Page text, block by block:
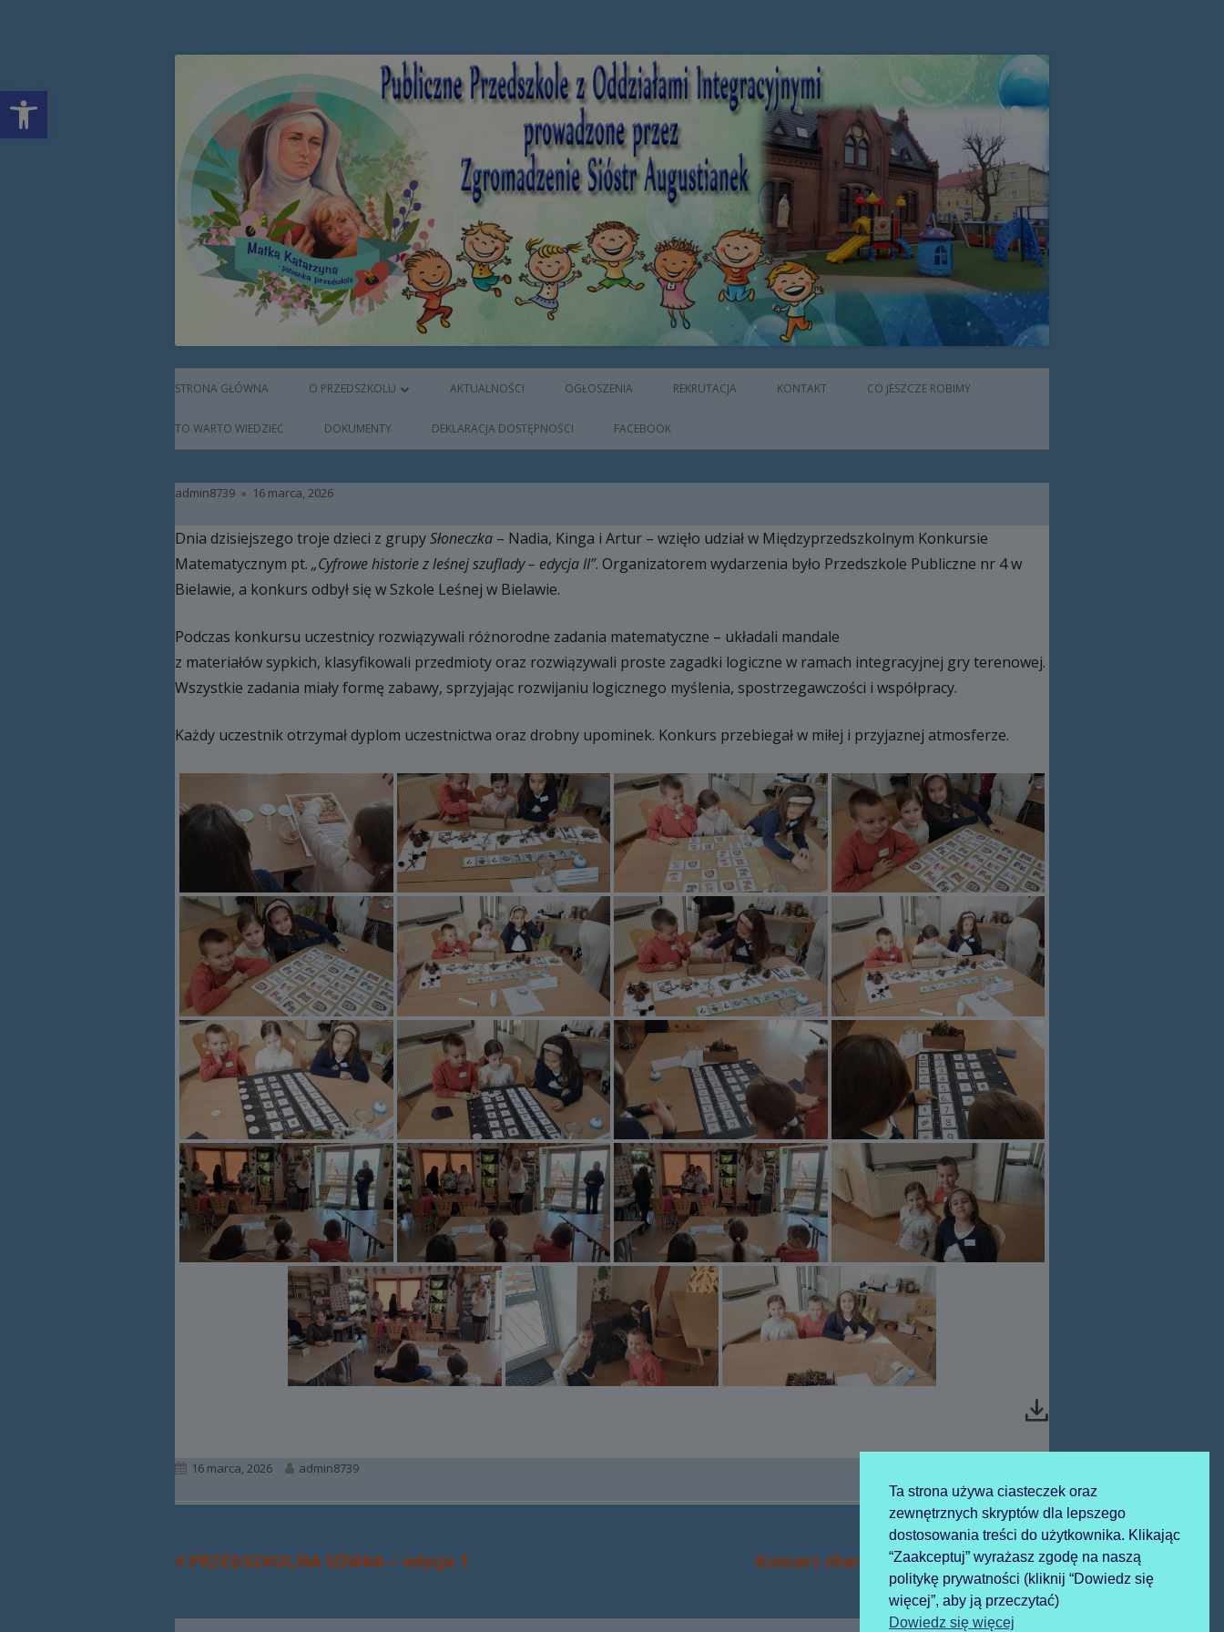
Open toolbar
Publiczne Przedszkole z Oddziałami Integracyjnymi prowadzone przez Zgromadzenie Sióstr
Augustianek
Menu
główne
STRONA GŁÓWNA O PRZEDSZKOLU
HISTORIA
RAMOWY PLAN DNIA
PRACA Z DZIECKIEM
AKTUALNOŚCI OGŁOSZENIA REKRUTACJA KONTAKT CO JESZCZE ROBIMY
TO WARTO WIEDZIEĆ DOKUMENTY DEKLARACJA DOSTĘPNOŚCI FACEBOOK
Autor
admin8739 Opublikowano
16 marca, 2026
Dnia dzisiejszego troje dzieci z grupySłoneczka – Nadia, Kinga i Artur – wzięło udział w Międzyprzedszkolnym Konkursie
Matematycznym pt. „Cyfrowe historie z leśnej szuflady – edycja II”. Organizatorem wydarzenia było Przedszkole Publiczne nr 4 w
Bielawie, a konkurs odbył się w Szkole Leśnej w Bielawie.
Podczas konkursu uczestnicy rozwiązywali różnorodne zadania matematyczne – układali mandale
z materiałów sypkich, klasyfikowali przedmioty oraz rozwiązywali proste zagadki logiczne w ramach integracyjnej gry terenowej.
Wszystkie zadania miały formę zabawy, sprzyjając rozwijaniu logicznego myślenia, spostrzegawczości i współpracy.
Każdy uczestnik otrzymał dyplom uczestnictwa oraz drobny upominek. Konkurs przebiegał w miłej i przyjaznej atmosferze.
Opublikowano
16 marca, 2026 Autor
admin8739
Nawigacja
Poprzedni
PRZEDSZKOLNA SÓWKA – edycja 1
Następny
Koncert charytatywny w MOKIS-ie
Ta strona używa ciasteczek oraz
zewnętrznych skryptów dla lepszego
dostosowania treści do użytkownika. Klikając
“Zaakceptuj” wyrażasz zgodę na naszą
politykę prywatności (kliknij “Dowiedz się
więcej”, aby ją przeczytać)
Dowiedz się więcej